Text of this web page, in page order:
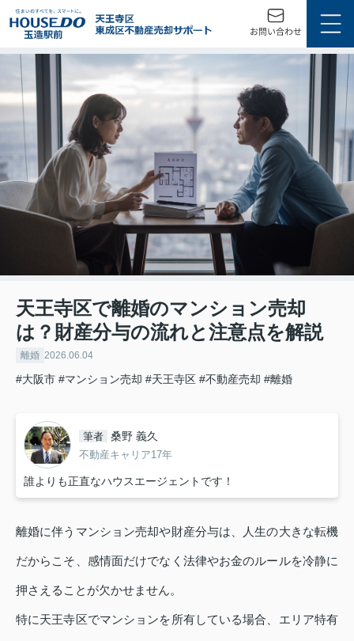
天王寺区で離婚のマンション売却
は？財産分与の流れと注意点を解説
離婚 2026.06.04
#大阪市 #マンション売却 #天王寺区 #不動産売却 #離婚
筆者 桑野 義久
不動産キャリア17年
誰よりも正直なハウスエージェントです！
離婚に伴うマンション売却や財産分与は、人生の大きな転機
だからこそ、感情面だけでなく法律やお金のルールを冷静に
押さえることが欠かせません。
特に天王寺区でマンションを所有している場合、エリア特有